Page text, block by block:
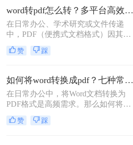
Word (.docx 或 .doc) 则是我们最常使
用的文档编辑工具。因此，将 Word
文档高效、准确地转换为 PDF 就成了
必备技能。
word转pdf怎么转？多平台高效转换方法详解！
在日常办公、学术研究或文件传递
中，PDF（便携式文档格式）因其跨
平台、格式固定、不易被篡改的特
性，已成为文件分发和归档的首选格
档编辑工具，我们经常需要将其编辑
好的文档转换为PDF。无论是为了提
交作业、发送简历，还是发布报告，
一个高质量的PDF转换至关重要。
赞 踩
如何将word转换成pdf？七种常用方法深度解析！
在日常办公中，将Word文档转换为
PDF格式是高频需求。那么如何将
word转换成pdf呢？本文综合七种主流
转换方式，助您根据实际需求选择最
赞 踩